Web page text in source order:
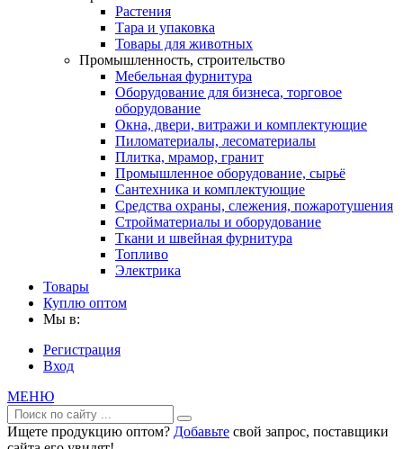
Растения
Тара и упаковка
Товары для животных
Промышленность, строительство
Мебельная фурнитура
Оборудование для бизнеса, торговое
оборудование
Окна, двери, витражи и комплектующие
Пиломатериалы, лесоматериалы
Плитка, мрамор, гранит
Промышленное оборудование, сырьё
Сантехника и комплектующие
Средства охраны, слежения, пожаротушения
Стройматериалы и оборудование
Ткани и швейная фурнитура
Топливо
Электрика
Товары
Куплю оптом
Мы в:
Регистрация
Вход
МЕНЮ
Ищете продукцию оптом? Добавьте свой запрос, поставщики